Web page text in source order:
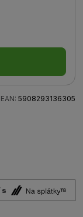
EAN: 5908293136305